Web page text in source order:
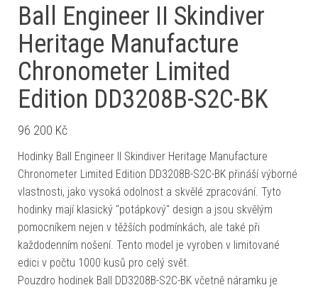
Ball Engineer II Skindiver
Heritage Manufacture
Chronometer Limited
Edition DD3208B-S2C-BK
96 200 Kč
Hodinky Ball Engineer II Skindiver Heritage Manufacture
Chronometer Limited Edition DD3208B-S2C-BK přináší výborné
vlastnosti, jako vysoká odolnost a skvělé zpracování. Tyto
hodinky mají klasický "potápkový" design a jsou skvělým
pomocníkem nejen v těžších podmínkách, ale také při
každodenním nošení. Tento model je vyroben v limitované
edici v počtu 1000 kusů pro celý svět.
Pouzdro hodinek Ball DD3208B-S2C-BK včetně náramku je